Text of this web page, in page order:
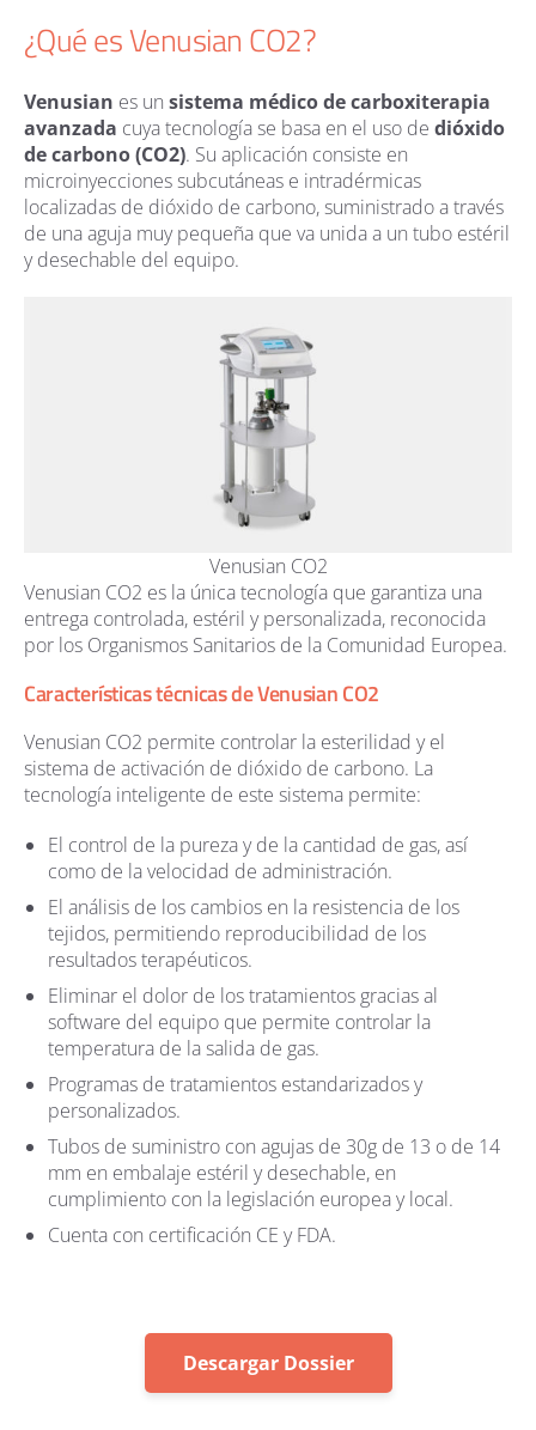
¿Qué es Venusian CO2?
Venusian es un sistema médico de carboxiterapia
avanzada cuya tecnología se basa en el uso de dióxido
de carbono (CO2). Su aplicación consiste en
microinyecciones subcutáneas e intradérmicas
localizadas de dióxido de carbono, suministrado a través
de una aguja muy pequeña que va unida a un tubo estéril
y desechable del equipo.
Venusian CO2
Venusian CO2 es la única tecnología que garantiza una
entrega controlada, estéril y personalizada, reconocida
por los Organismos Sanitarios de la Comunidad Europea.
Características técnicas de Venusian CO2
Venusian CO2 permite controlar la esterilidad y el
sistema de activación de dióxido de carbono. La
tecnología inteligente de este sistema permite:
El control de la pureza y de la cantidad de gas, así
como de la velocidad de administración.
El análisis de los cambios en la resistencia de los
tejidos, permitiendo reproducibilidad de los
resultados terapéuticos.
Eliminar el dolor de los tratamientos gracias al
software del equipo que permite controlar la
temperatura de la salida de gas.
Programas de tratamientos estandarizados y
personalizados.
Tubos de suministro con agujas de 30g de 13 o de 14
mm en embalaje estéril y desechable, en
cumplimiento con la legislación europea y local.
Cuenta con certificación CE y FDA.
Descargar Dossier